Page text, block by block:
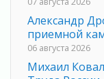
Александр
приемной
06 августа 2026
Михаил